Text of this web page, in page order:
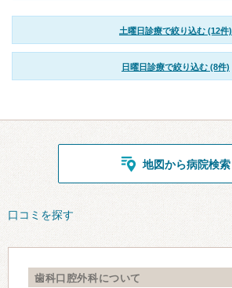
土曜日診療で絞り込む (12件)
日曜日診療で絞り込む (8件)
地図から病院検索
口コミを探す
歯科口腔外科について